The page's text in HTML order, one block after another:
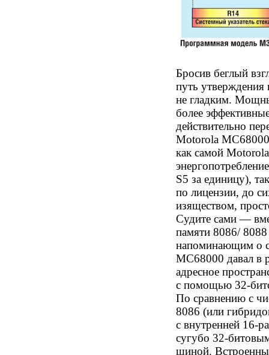
Бросив беглый
путь
не гладким.
более
действительно
Motorola
как самой
S5 за единицу),
по лицензии, до
изяществом,
Судите сами —
памяти 8086/
напоминающим о
MC68000 давал в
адресное
с помощью 32-
По сравнению с
8086 (или
с внутренней 16-
сугубо 32-
шиной.